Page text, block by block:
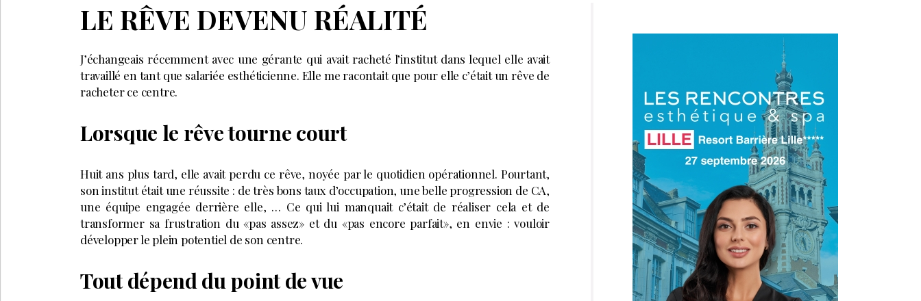
LE RÊVE DEVENU RÉALITÉ
J’échangeais récemment avec une gérante qui avait racheté l’institut dans lequel elle avait
travaillé en tant que salariée esthéticienne. Elle me racontait que pour elle c’était un rêve de
racheter ce centre.
Lorsque le rêve tourne court
Huit ans plus tard, elle avait perdu ce rêve, noyée par le quotidien opérationnel. Pourtant,
son institut était une réussite : de très bons taux d’occupation, une belle progression de CA,
une équipe engagée derrière elle, … Ce qui lui manquait c’était de réaliser cela et de
transformer sa frustration du «pas assez» et du «pas encore parfait», en envie : vouloir
développer le plein potentiel de son centre.
Tout dépend du point de vue